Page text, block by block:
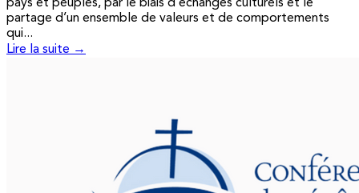
pays et peuples, par le biais d’échanges culturels et le
partage d’un ensemble de valeurs et de comportements
qui...
Lire la suite →